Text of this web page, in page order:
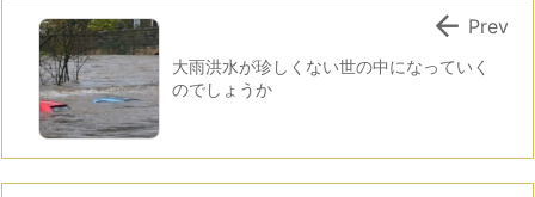
大雨洪水が珍しくない世の中になっていく
のでしょうか
 Prev